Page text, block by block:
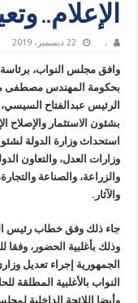
الإعلام.. وتعيين 11
. 22 ديسمبر، 2019
وافق مجلس النواب، برئاسة
بحكومة المهندس مصطفى
الرئيس عبدالفتاح
بشئون الاستثمار والإصلاح
استحداث وزارة الدولة
وزارات العدل، والتعاون
والزراعة، والصناعة
والآثار.
جاء ذلك وفق خطاب رئيس
الجمهورية إجراء تعديل
النواب بالأغلبية المطلقة